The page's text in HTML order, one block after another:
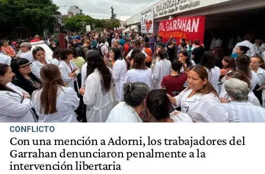
CONFLICTO
Con una mención a Adorni, los trabajadores del
Garrahan denunciaron penalmente a la
intervención libertaria